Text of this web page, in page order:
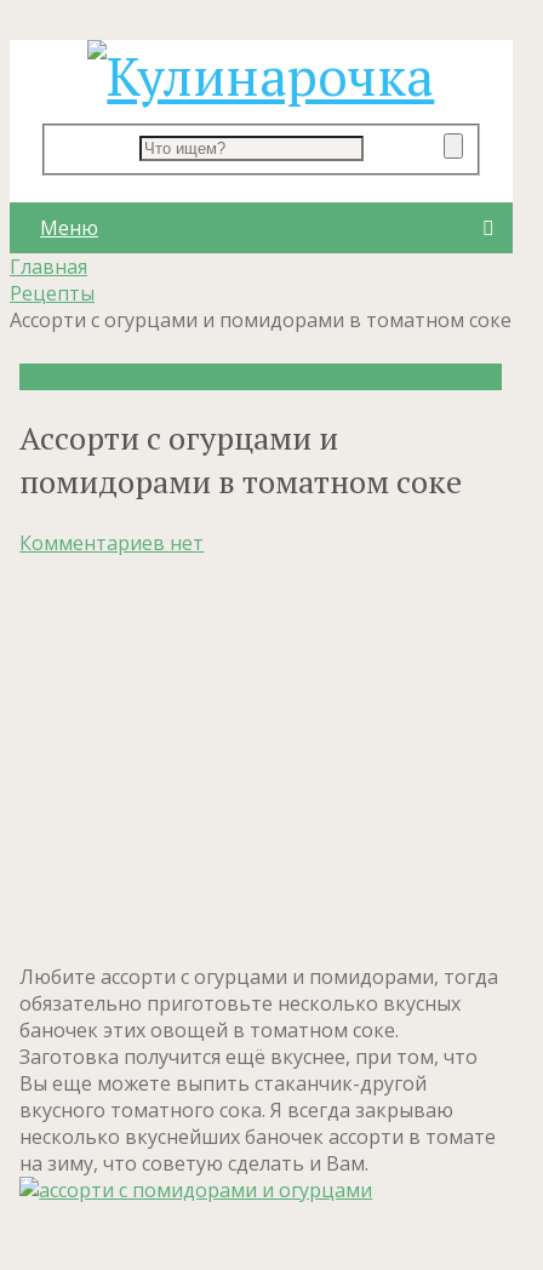
Меню
Главная
Рецепты
Ассорти с огурцами и помидорами в томатном соке
Ассорти с огурцами и
помидорами в томатном соке
Комментариев нет
Любите ассорти с огурцами и помидорами, тогда
обязательно приготовьте несколько вкусных
баночек этих овощей в томатном соке.
Заготовка получится ещё вкуснее, при том, что
Вы еще можете выпить стаканчик-другой
вкусного томатного сока. Я всегда закрываю
несколько вкуснейших баночек ассорти в томате
на зиму, что советую сделать и Вам.